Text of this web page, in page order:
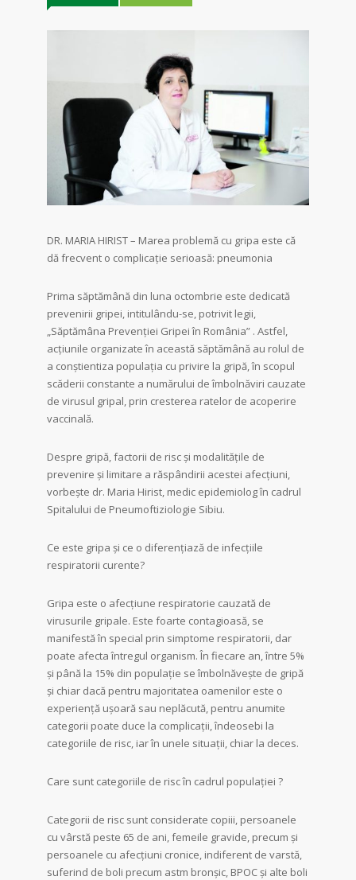
DR. MARIA HIRIST – Marea problemă cu gripa este că
dă frecvent o complicație serioasă: pneumonia
Prima săptămână din luna octombrie este dedicată
prevenirii gripei, intitulându-se, potrivit legii,
„Săptămâna Prevenţiei Gripei în România” . Astfel,
acțiunile organizate în această săptămână au rolul de
a conștientiza populația cu privire la gripă, în scopul
scăderii constante a numărului de îmbolnăviri cauzate
de virusul gripal, prin cresterea ratelor de acoperire
vaccinală.
Despre gripă, factorii de risc și modalitățile de
prevenire și limitare a răspândirii acestei afecțiuni,
vorbește dr. Maria Hirist, medic epidemiolog în cadrul
Spitalului de Pneumoftiziologie Sibiu.
Ce este gripa și ce o diferențiază de infecțiile
respiratorii curente?
Gripa este o afecțiune respiratorie cauzată de
virusurile gripale. Este foarte contagioasă, se
manifestă în special prin simptome respiratorii, dar
poate afecta întregul organism. În fiecare an, între 5%
și până la 15% din populație se îmbolnăvește de gripă
și chiar dacă pentru majoritatea oamenilor este o
experiență ușoară sau neplăcută, pentru anumite
categorii poate duce la complicații, îndeosebi la
categoriile de risc, iar în unele situații, chiar la deces.
Care sunt categoriile de risc în cadrul populației ?
Categorii de risc sunt considerate copiii, persoanele
cu vârstă peste 65 de ani, femeile gravide, precum și
persoanele cu afecțiuni cronice, indiferent de varstă,
suferind de boli precum astm bronșic, BPOC și alte boli